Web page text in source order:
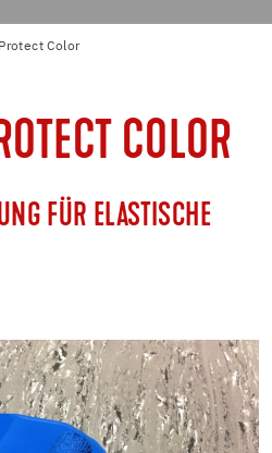
Color
COLOR
FÜR ELASTISCHE